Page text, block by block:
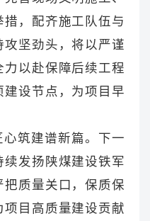
，配齐施工队伍与
坚劲头，将以严谨
以赴保障后续工程
设节点，为项目早
筑建谱新篇。下一
发扬陕煤建设铁军
质量关口，保质保
目高质量建设贡献